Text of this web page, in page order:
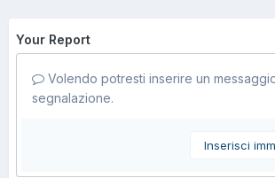
Your Report
Volendo potresti inserire un
segnalazione.
Inserisci